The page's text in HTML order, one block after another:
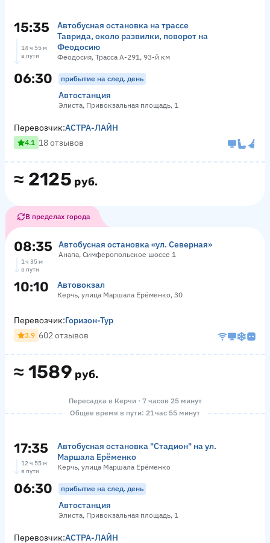
15:35
Автобусная остановка на трассе
Таврида, около развилки, поворот на
Феодосию
Феодосия, Трасса А-291, 93-й км
14 ч 55 м
в пути
06:30 прибытие на след. день
Автостанция
Элиста, Привокзальная площадь, 1
≈ 2125 руб.
Перевозчик:АСТРА-ЛАЙН
4.1 18 отзывов
В пределах города
08:35 Автобусная остановка «ул. Северная»
Анапа, Симферопольское шоссе 1
1 ч 35 м
в пути
10:10 Автовокзал
Керчь, улица Маршала Ерёменко, 30
≈ 1589 руб.
Перевозчик:Горизон-Тур
3.9 602 отзывов
Пересадка в Керчи · 7 часов 25 минут
Общее время в пути: 21 час 55 минут
17:35
Автобусная остановка "Стадион" на ул.
Маршала Ерёменко
Керчь, улица Маршала Ерёменко
12 ч 55 м
в пути
06:30 прибытие на след. день
Автостанция
Элиста, Привокзальная площадь, 1
Перевозчик:АСТРА-ЛАЙН